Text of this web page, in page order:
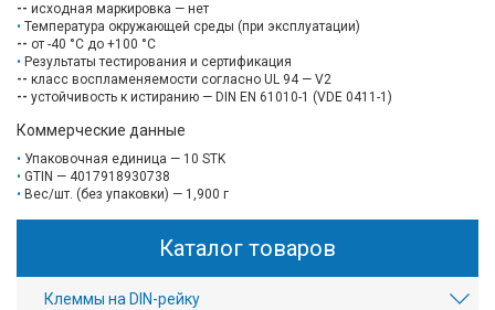
-- исходная маркировка — нет
Температура окружающей среды (при эксплуатации)
-- от -40 °C до +100 °C
Результаты тестирования и сертификация
-- класс воспламеняемости согласно UL 94 — V2
-- устойчивость к истиранию — DIN EN 61010-1 (VDE 0411-1)
Коммерческие данные
Упаковочная единица — 10 STK
GTIN — 4017918930738
Вес/шт. (без упаковки) — 1,900 г
Каталог товаров
Клеммы на DIN-рейку